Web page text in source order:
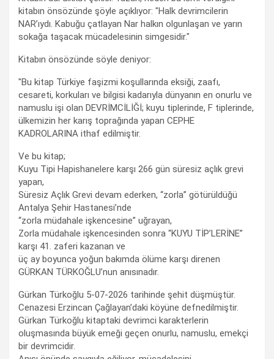
kitabın önsözünde şöyle açıklıyor: "Halk devrimcilerin
NAR’ıydı. Kabuğu çatlayan Nar halkın olgunlaşan ve yarın
sokağa taşacak mücadelesinin simgesidir."
Kitabın önsözünde söyle deniyor:
"Bu kitap Türkiye faşizmi koşullarında eksiği, zaafı,
cesareti, korkuları ve bilgisi kadarıyla dünyanın en onurlu ve
namuslu işi olan DEVRİMCİLİĞİ; kuyu tiplerinde, F tiplerinde,
ülkemizin her karış toprağında yapan CEPHE
KADROLARINA ithaf edilmiştir.
Ve bu kitap;
Kuyu Tipi Hapishanelere karşı 266 gün süresiz açlık grevi
yapan,
Süresiz Açlık Grevi devam ederken, “zorla” götürüldüğü
Antalya Şehir Hastanesi’nde
“zorla müdahale işkencesine” uğrayan,
Zorla müdahale işkencesinden sonra “KUYU TİP’LERİNE”
karşı 41. zaferi kazanan ve
üç ay boyunca yoğun bakımda ölüme karşı direnen
GÜRKAN TÜRKOĞLU’nun anısınadır.
Gürkan Türkoğlu 5-07-2026 tarihinde şehit düşmüştür.
Cenazesi Erzincan Çağlayan’daki köyüne defnedilmiştir.
Gürkan Türkoğlu kitaptaki devrimci karakterlerin
oluşmasında büyük emeği geçen onurlu, namuslu, emekçi
bir devrimcidir.